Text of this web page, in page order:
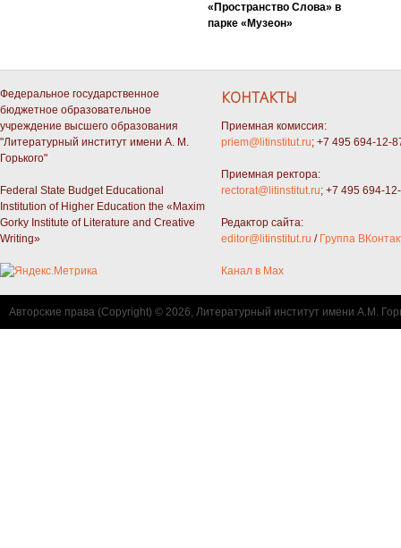
«Пространство Слова» в
парке «Музеон»
Федеральное государственное
бюджетное образовательное
учреждение высшего образования
"Литературный институт имени А. М.
Горького"
Federal State Budget Educational
Institution of Higher Education the «Maxim
Gorky Institute of Literature and Creative
Writing»
КОНТАКТЫ
Приемная комиссия:
priem@litinstitut.ru; +7 495 694-12-
Приемная ректора:
rectorat@litinstitut.ru; +7 495 694-
Редактор сайта:
editor@litinstitut.ru / Группа
Канал в Max
Авторские права (Copyright) © 2026, Литературный институт имени А.М.